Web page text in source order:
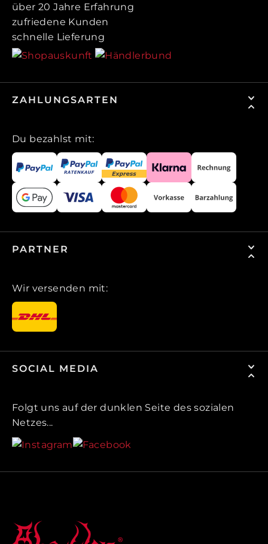
über 20 Jahre Erfahrung
zufriedene Kunden
schnelle Lieferung
ZAHLUNGSARTEN
Du bezahlst mit:
PARTNER
Wir versenden mit:
SOCIAL MEDIA
Folgt uns auf der dunklen Seite des sozialen
Netzes...